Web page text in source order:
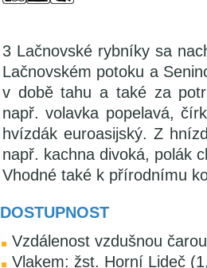
3 Lačnovské rybníky sa
Lačnovském potoku a
v době tahu a také za
např. volavka popelavá,
hvízdák euroasijský. Z
např. kachna divoká, polák
Vhodné také k přírodnímu
DOSTUPNOST
Vzdálenost vzdušnou
Vlakem: žst. Horní Lideč